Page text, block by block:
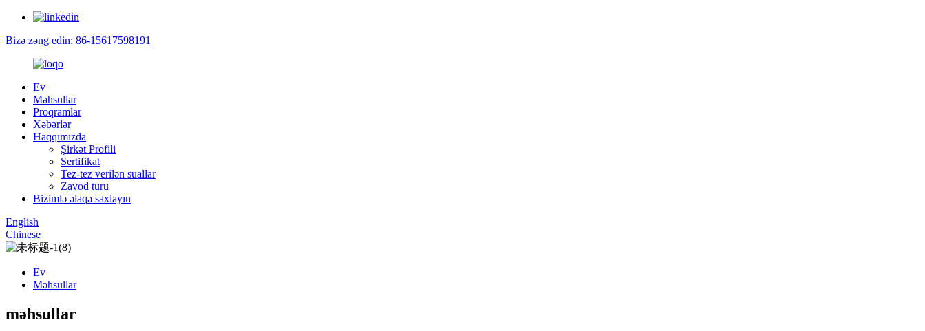
Bizə zəng edin: 86-15617598191
Ev
Məhsullar
Proqramlar
Xəbərlər
Haqqımızda
Şirkət Profili
Sertifikat
Tez-tez verilən suallar
Zavod turu
Bizimlə əlaqə saxlayın
English
Chinese
Ev
Məhsullar
məhsullar